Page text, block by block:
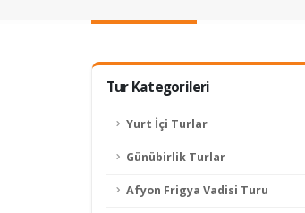
Tur Kategorileri
Yurt İçi Turlar
Günübirlik Turlar
Afyon Frigya Vadisi Turu